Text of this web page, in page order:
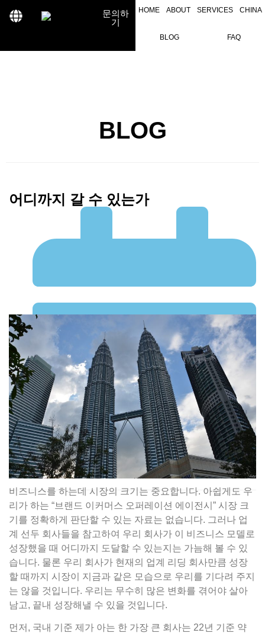
문의하
기
HOME ABOUT SERVICES CHINA
BLOG FAQ
BLOG
어디까지 갈 수 있는가
June 14, 2023
비즈니스를 하는데 시장의 크기는 중요합니다. 아쉽게도 우
리가 하는 “브랜드 이커머스 오퍼레이션 에이전시” 시장 크
기를 정확하게 판단할 수 있는 자료는 없습니다. 그러나 업
계 선두 회사들을 참고하여 우리 회사가 이 비즈니스 모델로
성장했을 때 어디까지 도달할 수 있는지는 가늠해 볼 수 있
습니다. 물론 우리 회사가 현재의 업계 리딩 회사만큼 성장
할 때까지 시장이 지금과 같은 모습으로 우리를 기다려 주지
는 않을 것입니다. 우리는 무수히 많은 변화를 겪어야 살아
남고, 끝내 성장해낼 수 있을 것입니다.
먼저, 국내 기준 제가 아는 한 가장 큰 회사는 22년 기준 약